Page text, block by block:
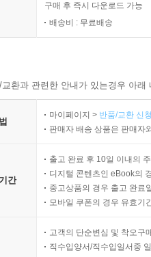
구매 후 즉시 다운로드 가능
배송비 : 무료배송
환과 관련한 안내가 있는경우 아
마이페이지 > 반품/교환 신
판매자 배송 상품은 판매자
간
출고 완료 후 10일 이내의
디지털 콘텐츠인 eBook의
중고상품의 경우 출고 완료
모바일 쿠폰의 경우 유효기
고객의 단순변심 및 착오구
직수입양서/직수입일서중